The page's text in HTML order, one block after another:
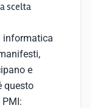
scelta
informatica
e
questo